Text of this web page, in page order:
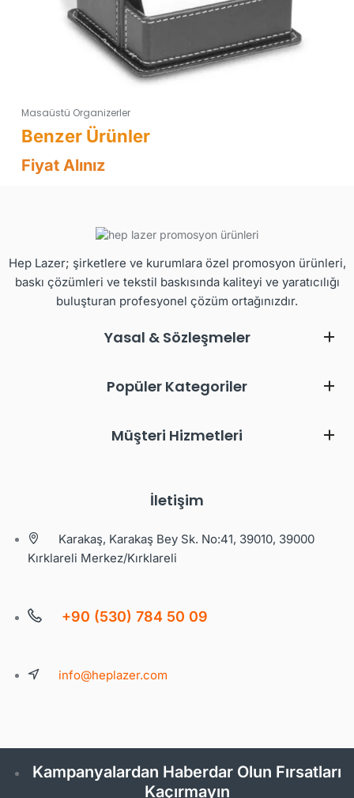
Masaüstü Organizerler
Fiyat Alınız
Hep Lazer; şirketlere ve kurumlara özel promosyon ürünleri,
baskı çözümleri ve tekstil baskısında kaliteyi ve yaratıcılığı
buluşturan profesyonel çözüm ortağınızdır.
Yasal & Sözleşmeler
Popüler Kategoriler
Müşteri Hizmetleri
İletişim
Karakaş, Karakaş Bey Sk. No:41, 39010, 39000
Kırklareli Merkez/Kırklareli
+90 (530) 784 50 09
info@heplazer.com
Kampanyalardan Haberdar Olun Fırsatları
Kaçırmayın